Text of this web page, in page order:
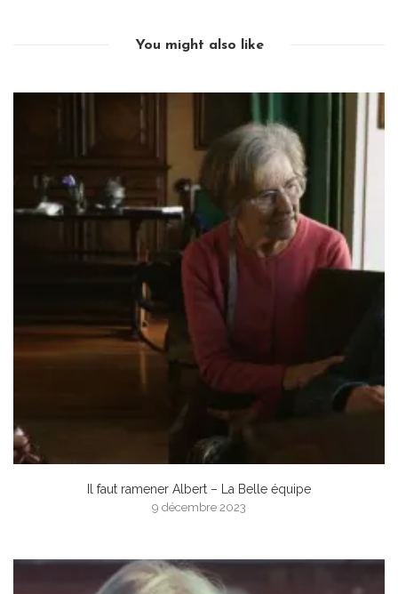
You might also like
Il faut ramener Albert – La Belle équipe
9 décembre 2023